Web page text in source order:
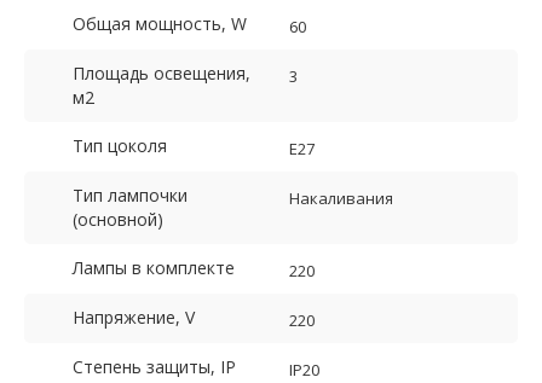
Общая мощность, W 60
Площадь освещения,
м2
3
Тип цоколя E27
Тип лампочки
(основной)
Накаливания
Лампы в комплекте 220
Напряжение, V 220
Степень защиты, IP IP20